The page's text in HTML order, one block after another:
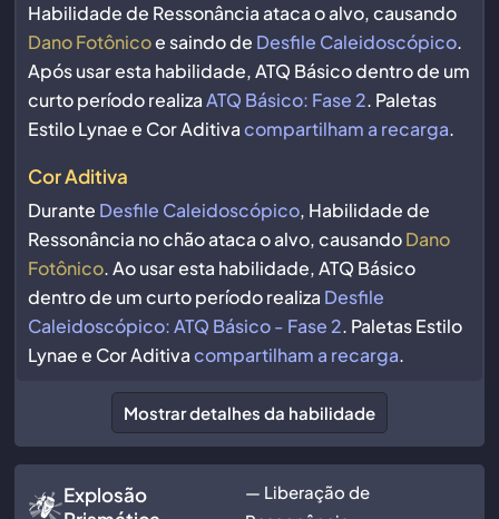
Habilidade de Ressonância ataca o alvo, causando
Dano Fotônicoe saindo de Desfile Caleidoscópico.
Após usar esta habilidade, ATQ Básico dentro de um
curto período realizaATQ Básico: Fase 2. Paletas
Estilo Lynae e Cor Aditivacompartilham a recarga.
Cor Aditiva
Durante Desfile Caleidoscópico, Habilidade de
Ressonância no chão ataca o alvo, causandoDano
Fotônico. Ao usar esta habilidade, ATQ Básico
dentro de um curto período realiza Desfile
Caleidoscópico: ATQ Básico - Fase 2. Paletas Estilo
Lynae e Cor Aditivacompartilham a recarga.
Mostrar detalhes da habilidade
Explosão
— Liberação de